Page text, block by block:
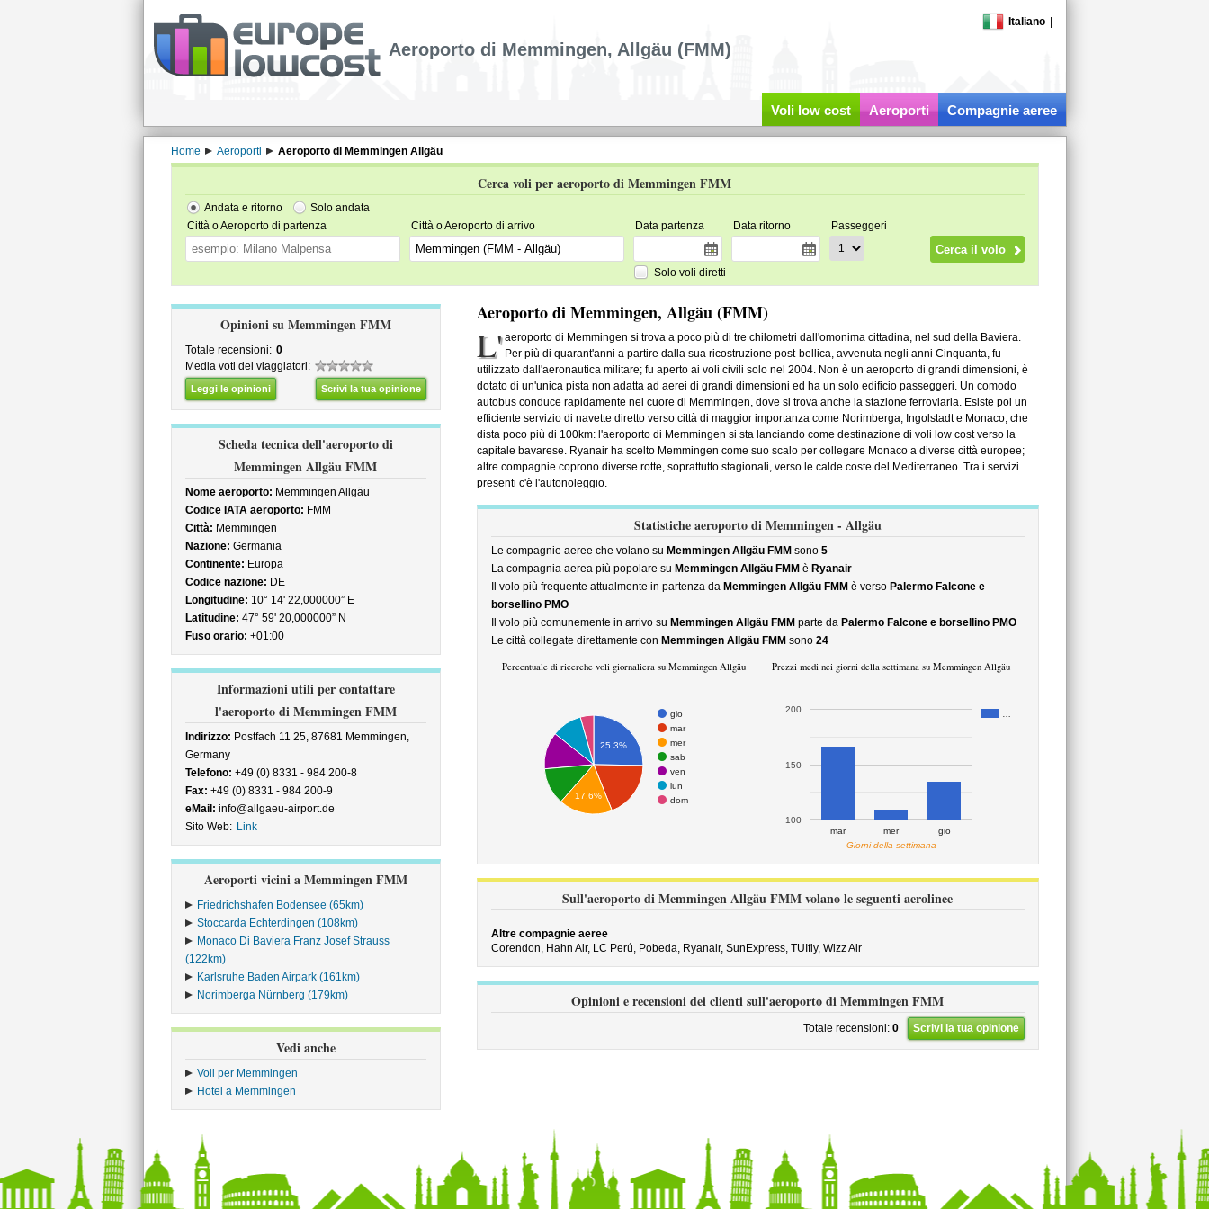
Italiano
Aeroporto di Memmingen, Allgäu (FMM)
Voli low cost Aeroporti Compagnie aeree
Home Aeroporti Aeroporto di Memmingen Allgäu
Cerca voli per aeroporto di Memmingen FMM
Andata e ritorno
Solo andata
Città o Aeroporto di partenza
Città o Aeroporto di arrivo Data partenza Data ritorno Passeggeri
Solo voli diretti
Opinioni su Memmingen FMM
Totale recensioni: 0
Media voti dei viaggiatori:
Leggi le opinioni Scrivi la tua opinione
Scheda tecnica dell'aeroporto di
Memmingen Allgäu FMM
Nome aeroporto: Memmingen Allgäu
Codice IATA aeroporto: FMM
Città: Memmingen
Nazione: Germania
Continente: Europa
Codice nazione: DE
Longitudine: 10° 14' 22,000000” E
Latitudine: 47° 59' 20,000000” N
Fuso orario: +01:00
Informazioni utili per contattare
l'aeroporto di Memmingen FMM
Indirizzo: Postfach 11 25, 87681 Memmingen,
Germany
Telefono: +49 (0) 8331 - 984 200-8
Fax: +49 (0) 8331 - 984 200-9
eMail: info@allgaeu-airport.de
Sito Web: Link
Aeroporti vicini a Memmingen FMM
Friedrichshafen Bodensee (65km)
Stoccarda Echterdingen (108km)
Monaco Di Baviera Franz Josef Strauss
(122km)
Karlsruhe Baden Airpark (161km)
Norimberga Nürnberg (179km)
Vedi anche
Voli per Memmingen
Hotel a Memmingen
Aeroporto di Memmingen, Allgäu (FMM)
L' aeroporto di Memmingen si trova a poco più di tre chilometri dall'omonima cittadina, nel sud della Baviera.
Per più di quarant'anni a partire dalla sua ricostruzione post-bellica, avvenuta negli anni Cinquanta, fu
utilizzato dall'aeronautica militare; fu aperto ai voli civili solo nel 2004. Non è un aeroporto di grandi dimensioni, è
dotato di un'unica pista non adatta ad aerei di grandi dimensioni ed ha un solo edificio passeggeri. Un comodo
autobus conduce rapidamente nel cuore di Memmingen, dove si trova anche la stazione ferroviaria. Esiste poi un
efficiente servizio di navette diretto verso città di maggior importanza come Norimberga, Ingolstadt e Monaco, che
dista poco più di 100km: l'aeroporto di Memmingen si sta lanciando come destinazione di voli low cost verso la
capitale bavarese. Ryanair ha scelto Memmingen come suo scalo per collegare Monaco a diverse città europee;
altre compagnie coprono diverse rotte, soprattutto stagionali, verso le calde coste del Mediterraneo. Tra i servizi
presenti c'è l'autonoleggio.
Statistiche aeroporto di Memmingen - Allgäu
Le compagnie aeree che volano su Memmingen Allgäu FMM sono 5
La compagnia aerea più popolare su Memmingen Allgäu FMM è Ryanair
Il volo più frequente attualmente in partenza da Memmingen Allgäu FMM è verso Palermo Falcone e
borsellino PMO
Il volo più comunemente in arrivo su Memmingen Allgäu FMM parte da Palermo Falcone e borsellino PMO
Le città collegate direttamente con Memmingen Allgäu FMM sono 24
Percentuale di ricerche voli giornaliera su Memmingen Allgäu
gio
mar
mer
sab
ven
lun
dom
25.3%
17.6%
Prezzi medi nei giorni della settimana su Memmingen Allgäu
mar mer gio
100
150
200
Giorni della settimana
Sull'aeroporto di Memmingen Allgäu FMM volano le seguenti aerolinee
Altre compagnie aeree
Corendon, Hahn Air, LC Perú, Pobeda, Ryanair, SunExpress, TUIfly, Wizz Air
Opinioni e recensioni dei clienti sull'aeroporto di Memmingen FMM
Totale recensioni: 0 Scrivi la tua opinione